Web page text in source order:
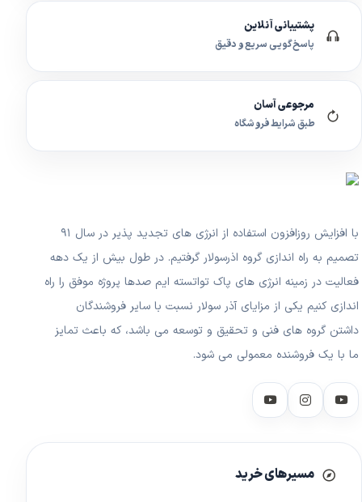
پشتیبانی آنلاین
پاسخ‌گویی سریع و دقیق
مرجوعی آسان
طبق شرایط فروشگاه
با افزایش روزافزون استفاده از انرژی های تجدید پذیر در سال ۹۱
تصمیم به راه اندازی گروه اذرسولار گرفتیم. در طول بیش از یک دهه
فعالیت در زمینه انرژی های پاک تواتسته ایم صدها پروژه موفق را راه
اندازی کنیم یکی از مزایای آذر سولار نسبت با سایر فروشندگان
داشتن گروه های فنی و تحقیق و توسعه می باشد، که باعث تمایز
ما با یک فروشنده معمولی می شود.
مسیرهای خرید